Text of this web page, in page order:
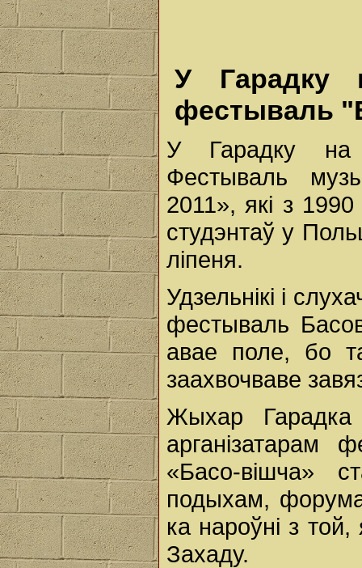
У Гарадку
фестываль
У Гарадку на
Фестываль
2011», які з
студэнтаў у
ліпеня.
Удзельнікі і
фестываль
авае поле, бо
заахвочваве
Жыхар
арганізатарам
«Басо-вішча»
подыхам,
ка нароўні з
Захаду.